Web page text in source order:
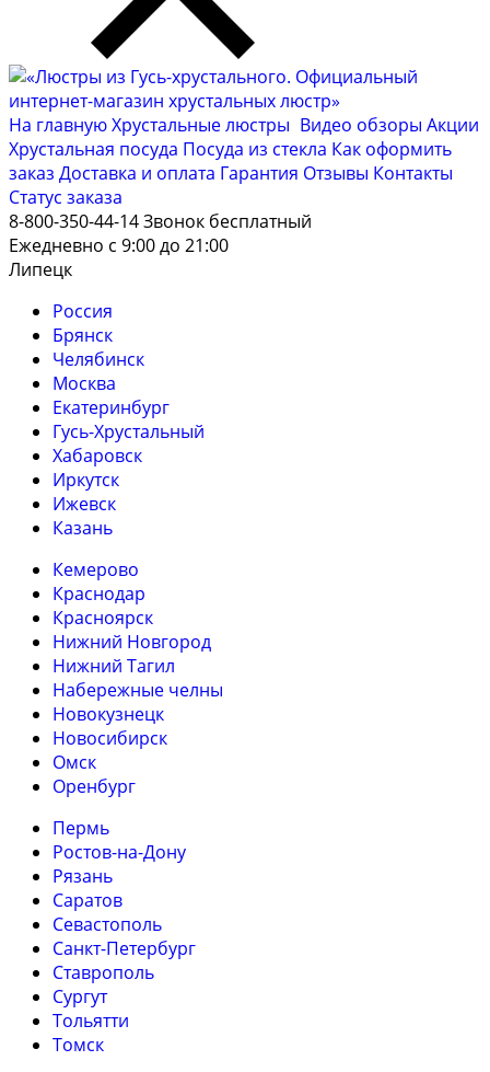
На главнуюХрустальные люстры Видео обзоры Акции
Хрустальная посуда Посуда из стекла Как оформить
заказ Доставка и оплата Гарантия Отзывы Контакты
Cтатус заказа
8-800-350-44-14Звонок бесплатный
Ежедневно с 9:00 до 21:00
Липецк
Россия
Брянск
Челябинск
Москва
Екатеринбург
Гусь-Хрустальный
Хабаровск
Иркутск
Ижевск
Казань
Кемерово
Краснодар
Красноярск
Нижний Новгород
Нижний Тагил
Набережные челны
Новокузнецк
Новосибирск
Омск
Оренбург
Пермь
Ростов-на-Дону
Рязань
Саратов
Севастополь
Санкт-Петербург
Ставрополь
Сургут
Тольятти
Томск